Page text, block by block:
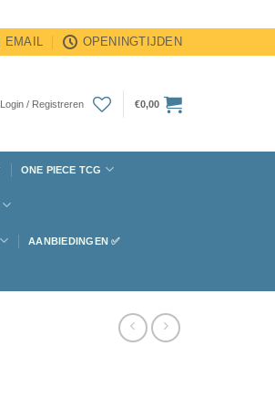
EMAIL OPENINGTIJDEN
Login / Registreren €0,00
ONE PIECE TCG
AANBIEDINGEN ✅